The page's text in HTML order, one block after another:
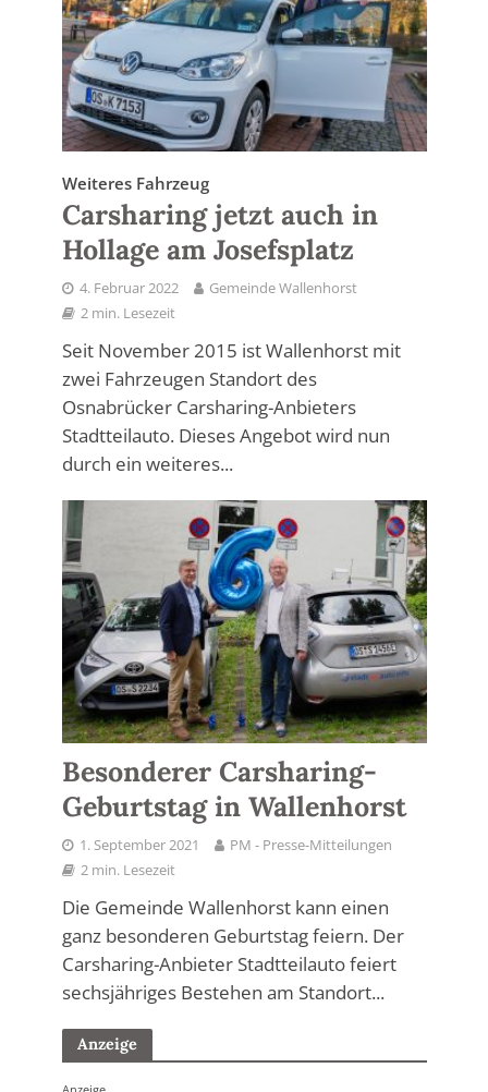
Weiteres Fahrzeug
Carsharing jetzt auch in
Hollage am Josefsplatz
4. Februar 2022
Gemeinde Wallenhorst
2 min. Lesezeit
Seit November 2015 ist Wallenhorst mit
zwei Fahrzeugen Standort des
Osnabrücker Carsharing-Anbieters
Stadtteilauto. Dieses Angebot wird nun
durch ein weiteres...
Besonderer Carsharing-
Geburtstag in Wallenhorst
1. September 2021
PM - Presse-Mitteilungen
2 min. Lesezeit
Die Gemeinde Wallenhorst kann einen
ganz besonderen Geburtstag feiern. Der
Carsharing-Anbieter Stadtteilauto feiert
sechsjähriges Bestehen am Standort...
Anzeige